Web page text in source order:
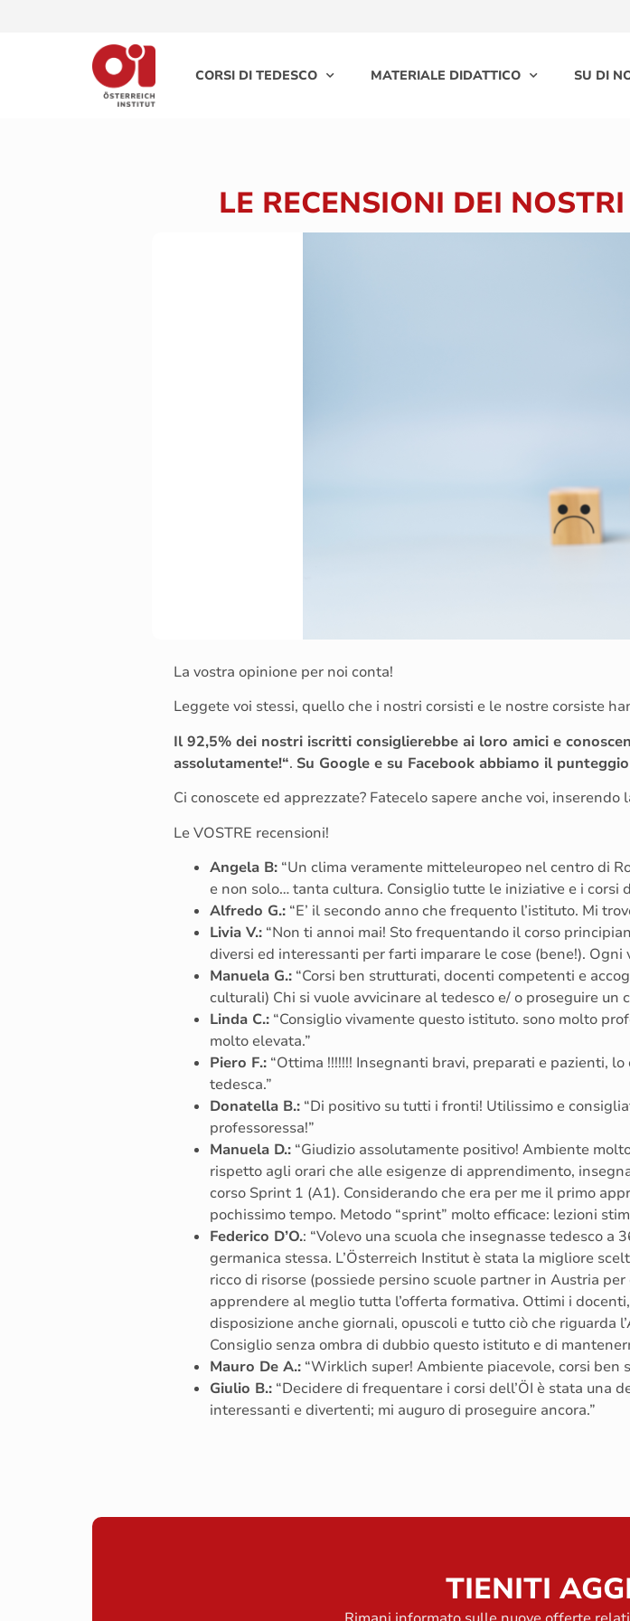
CORSI DI TEDESCO MATERIALE DIDATTICO SU DI
LE RECENSIONI DEI
La vostra opinione per noi conta!
Leggete voi stessi, quello che i nostri corsisti e le nostre corsiste
Il 92,5% dei nostri iscritti consiglierebbe ai loro amici e
assolutamente!“. Su Google e su Facebook abbiamo il
Ci conoscete ed apprezzate? Fatecelo sapere anche voi,
Le VOSTRE recensioni!
Angela B: “Un clima veramente mitteleuropeo nel centro di
e non solo… tanta cultura. Consiglio tutte le iniziative e i corsi
Alfredo G.: “E’ il secondo anno che frequento l’istituto. Mi
Livia V.: “Non ti annoi mai! Sto frequentando il corso
diversi ed interessanti per farti imparare le cose (bene!). Ogni
Manuela G.: “Corsi ben strutturati, docenti competenti e
culturali) Chi si vuole avvicinare al tedesco e/ o proseguire un
Linda C.: “Consiglio vivamente questo istituto. sono molto
molto elevata.”
Piero F.: “Ottima !!!!!!! Insegnanti bravi, preparati e pazienti,
tedesca.”
Donatella B.: “Di positivo su tutti i fronti! Utilissimo e
professoressa!”
Manuela D.: “Giudizio assolutamente positivo! Ambiente
rispetto agli orari che alle esigenze di apprendimento,
corso Sprint 1 (A1). Considerando che era per me il primo
pochissimo tempo. Metodo “sprint” molto efficace: lezioni
Federico D’O.: “Volevo una scuola che insegnasse tedesco
germanica stessa. L’Österreich Institut è stata la migliore
ricco di risorse (possiede persino scuole partner in Austria
apprendere al meglio tutta l’offerta formativa. Ottimi i
disposizione anche giornali, opuscoli e tutto ciò che riguarda
Consiglio senza ombra di dubbio questo istituto e di
Mauro De A.: “Wirklich super! Ambiente piacevole, corsi
Giulio B.: “Decidere di frequentare i corsi dell’ÖI è stata
interessanti e divertenti; mi auguro di proseguire ancora.”
TIENITI